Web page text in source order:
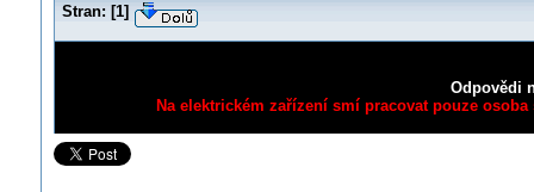
Stran: [1]
Odpovědi
Na elektrickém zařízení smí pracovat pouze